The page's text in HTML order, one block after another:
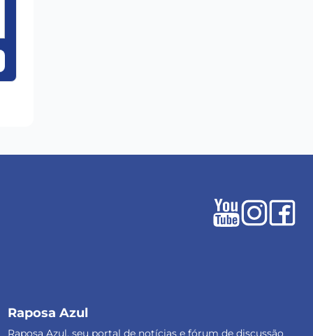
Raposa Azul
Raposa Azul, seu portal de notícias e fórum de discussão